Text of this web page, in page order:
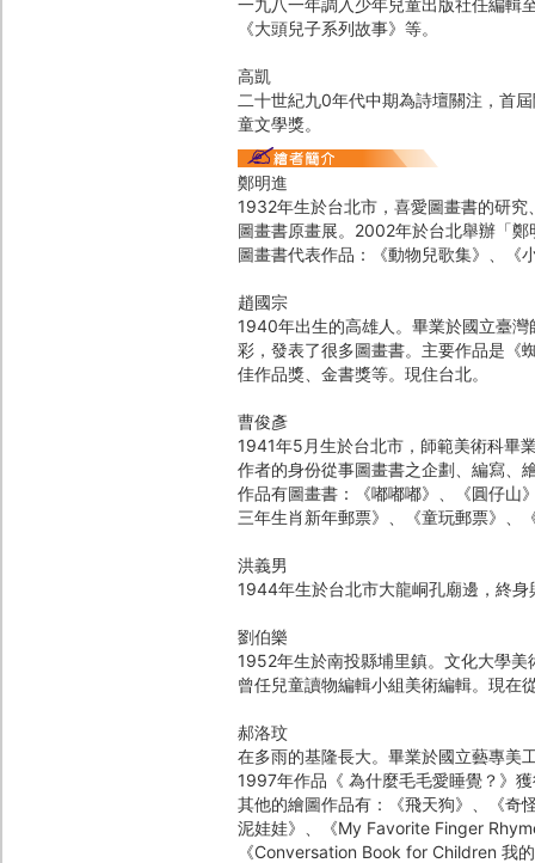
一九八一年調入少年兒童出版社任編輯
《大頭兒子系列故事》等。
高凱
二十世紀九0年代中期為詩壇關注，首
童文學獎。
鄭明進
1932年生於台北市，喜愛圖畫書的研
圖畫書原畫展。2002年於台北舉辦「
圖畫書代表作品：《動物兒歌集》、《
趙國宗
1940年出生的高雄人。畢業於國立臺
彩，發表了很多圖畫書。主要作品是《
佳作品獎、金書獎等。現住台北。
曹俊彥
1941年5月生於台北市，師範美術科畢
作者的身份從事圖畫書之企劃、編寫、
作品有圖畫書：《嘟嘟嘟》、《圓仔山
三年生肖新年郵票》、《童玩郵票》、
洪義男
1944年生於台北市大龍峒孔廟邊，終
劉伯樂
1952年生於南投縣埔里鎮。文化大學美
曾任兒童讀物編輯小組美術編輯。現在
郝洛玟
在多雨的基隆長大。畢業於國立藝專美
1997年作品《 為什麼毛毛愛睡覺？》
其他的繪圖作品有：《飛天狗》、《奇
泥娃娃》、《My Favorite Finger
《Conversation Book for Children 我